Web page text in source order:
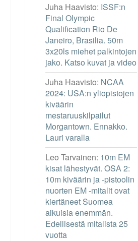
Juha Haavisto: ISSF:n
Final Olympic
Qualification Rio De
Janeiro, Brasilia. 50m
3x20ls miehet palkintojen
jako. Katso kuvat ja video
Juha Haavisto: NCAA
2024: USA:n yliopistojen
kiväärin
mestaruuskilpailut
Morgantown. Ennakko.
Lauri varalla
Leo Tarvainen: 10m EM
kisat lähestyvät. OSA 2:
10m kiväärin ja -pistoolin
nuorten EM -mitalit ovat
kiertäneet Suomea
aikuisia enemmän.
Edellisestä mitalista 25
vuotta